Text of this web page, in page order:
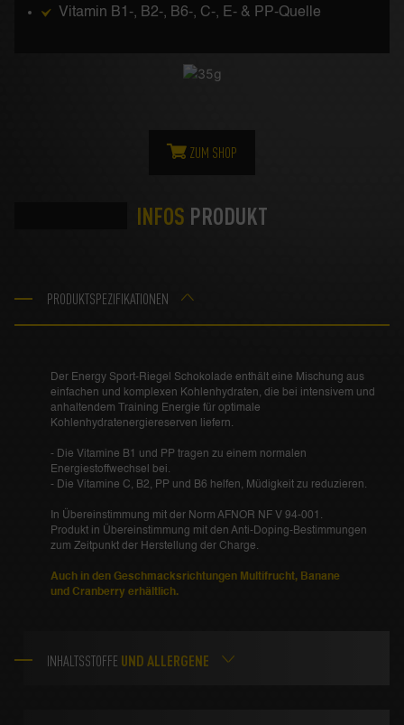
Vitamin B1-, B2-, B6-, C-, E- & PP-Quelle
ZUM SHOP
INFOS PRODUKT
PRODUKTSPEZIFIKATIONEN
Der Energy Sport-Riegel Schokolade enthält eine Mischung aus
einfachen und komplexen Kohlenhydraten, die bei intensivem und
anhaltendem Training Energie für optimale
Kohlenhydratenergiereserven liefern.
- Die Vitamine B1 und PP tragen zu einem normalen
Energiestoffwechsel bei.
- Die Vitamine C, B2, PP und B6 helfen, Müdigkeit zu reduzieren.
In Übereinstimmung mit der Norm AFNOR NF V 94-001.
Produkt in Übereinstimmung mit den Anti-Doping-Bestimmungen
zum Zeitpunkt der Herstellung der Charge.
Auch in den Geschmacksrichtungen Multifrucht, Banane
und Cranberry erhältlich.
INHALTSSTOFFE UND ALLERGENE